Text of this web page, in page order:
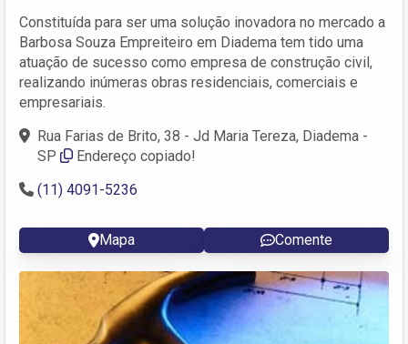
Constituída para ser uma solução inovadora no mercado a
Barbosa Souza Empreiteiro em Diadema tem tido uma
atuação de sucesso como empresa de construção civil,
realizando inúmeras obras residenciais, comerciais e
empresariais.
Rua Farias de Brito, 38 - Jd Maria Tereza, Diadema -
SP
Endereço copiado!
(11) 4091-5236
Mapa Comente